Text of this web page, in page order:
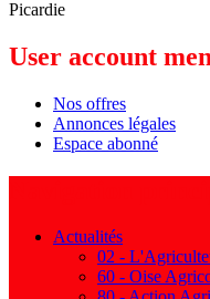
Picardie
User account
Nos offres
Annonces légales
Espace abonné
Actualités
02 -
60 - Oise